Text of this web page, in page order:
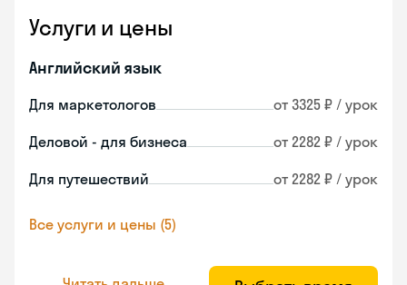
Услуги и цены
Английский язык
Для маркетологов от 3325 ₽ / урок
Деловой - для бизнеса от 2282 ₽ / урок
Для путешествий от 2282 ₽ / урок
Все услуги и цены (5)